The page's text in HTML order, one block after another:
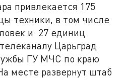
привлекается 175
техники, в том числе
и 27 единиц
Царьград
ГУ МЧС по краю
месте развернут штаб